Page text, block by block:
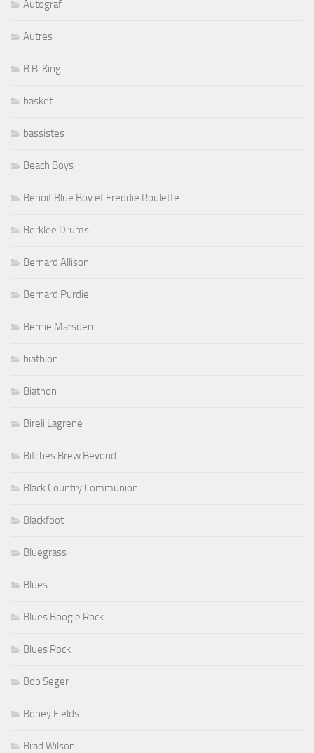
Autograf
Autres
B.B. King
basket
bassistes
Beach Boys
Benoit Blue Boy et Freddie Roulette
Berklee Drums
Bernard Allison
Bernard Purdie
Bernie Marsden
biathlon
Biathon
Bireli Lagrene
Bitches Brew Beyond
Black Country Communion
Blackfoot
Bluegrass
Blues
Blues Boogie Rock
Blues Rock
Bob Seger
Boney Fields
Brad Wilson